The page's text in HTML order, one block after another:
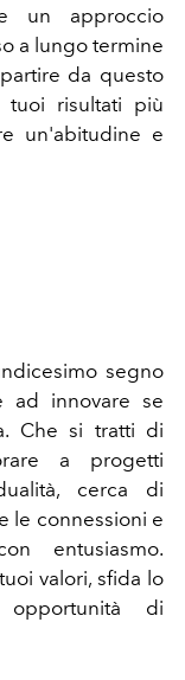
un approccio
a lungo termine
da questo
tuoi risultati più
un'abitudine e
segno
ad innovare se
Che si tratti di
a progetti
cerca di
le connessioni e
entusiasmo.
valori, sfida lo
di